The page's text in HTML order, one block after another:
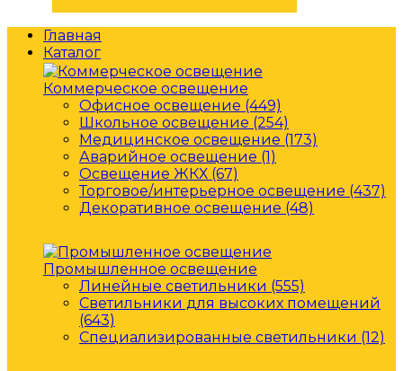
Главная
Каталог
Коммерческое освещение
Офисное освещение (449)
Школьное освещение (254)
Медицинское освещение (173)
Аварийное освещение (1)
Освещение ЖКХ (67)
Торговое/интерьерное освещение (437)
Декоративное освещение (48)
Промышленное освещение
Линейные светильники (555)
Светильники для высоких помещений
(643)
Специализированные светильники (12)